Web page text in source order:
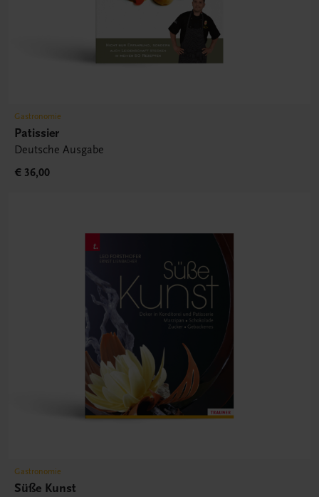
Gastronomie
Patissier
Deutsche Ausgabe
€ 36,00
Gastronomie
Süße Kunst